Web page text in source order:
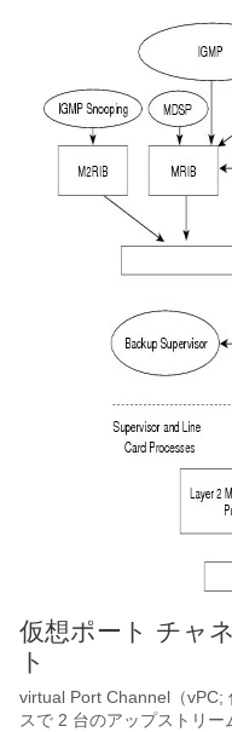
仮想ポート チャ
ト
virtual Port Channel（vPC;
スで 2 台のアップストリ